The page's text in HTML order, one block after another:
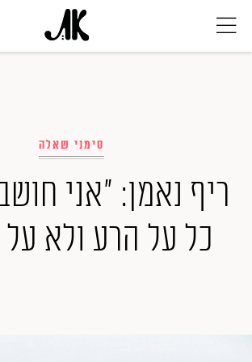
אופנה
ביוטי
סלבס
סימני שאלה
ריף נאמן: "אני
כל על הרע ולא